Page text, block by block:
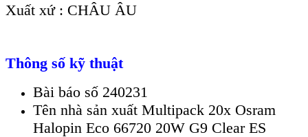
Xuất xứ : CHÂU ÂU
Thông số kỹ thuật
Bài báo số 240231
Tên nhà sản xuất Multipack 20x Osram
Halopin Eco 66720 20W G9 Clear ES